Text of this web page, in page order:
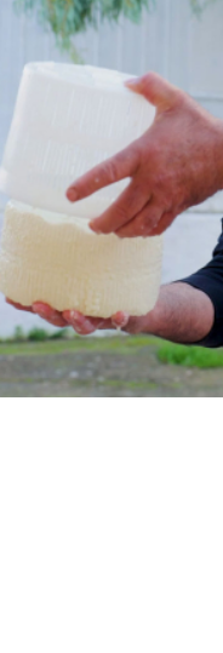
παραδοσιακό
αρωματικό.
15